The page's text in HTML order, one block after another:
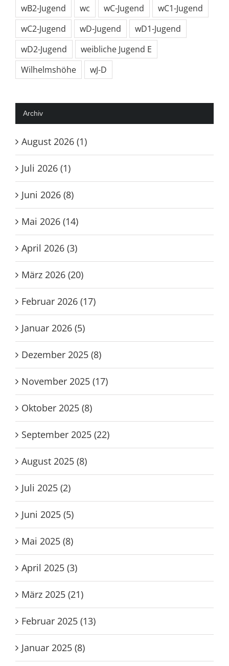
wB2-Jugend
wc wC-Jugend
wC1-Jugend
wC2-Jugend
wD-Jugend
wD1-Jugend
wD2-Jugend
weibliche Jugend E
Wilhelmshöhe
wJ-D
Archiv
August 2026 (1)
Juli 2026 (1)
Juni 2026 (8)
Mai 2026 (14)
April 2026 (3)
März 2026 (20)
Februar 2026 (17)
Januar 2026 (5)
Dezember 2025 (8)
November 2025 (17)
Oktober 2025 (8)
September 2025 (22)
August 2025 (8)
Juli 2025 (2)
Juni 2025 (5)
Mai 2025 (8)
April 2025 (3)
März 2025 (21)
Februar 2025 (13)
Januar 2025 (8)